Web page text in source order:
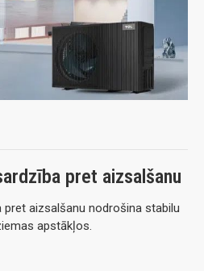
pret aizsalšanu
pret aizsalšanu nodrošina stabilu
apstākļos.